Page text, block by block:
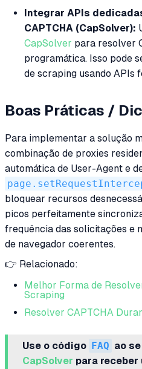
Integrar APIs
CAPTCHA (CapSolver):
CapSolver para resolver
programática. Isso pode
de scraping usando APIs
Boas Práticas /
Para implementar a solução
combinação de proxies
automática de User-Agent e
bloquear recursos
picos perfeitamente
frequência das solicitações e
de navegador coerentes.
👉 Relacionado:
Melhor Forma de
Scraping
Resolver CAPTCHA
Use o código FAQ ao
CapSolver para receber